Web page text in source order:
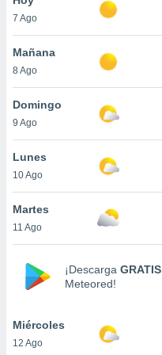
en
más
nuestra
de
aceptar
de
7 Ago
Mañana
8 Ago
Domingo
9 Ago
Lunes
10 Ago
Martes
11 Ago
¡Descarga GRATIS
Meteored!
Miércoles
12 Ago